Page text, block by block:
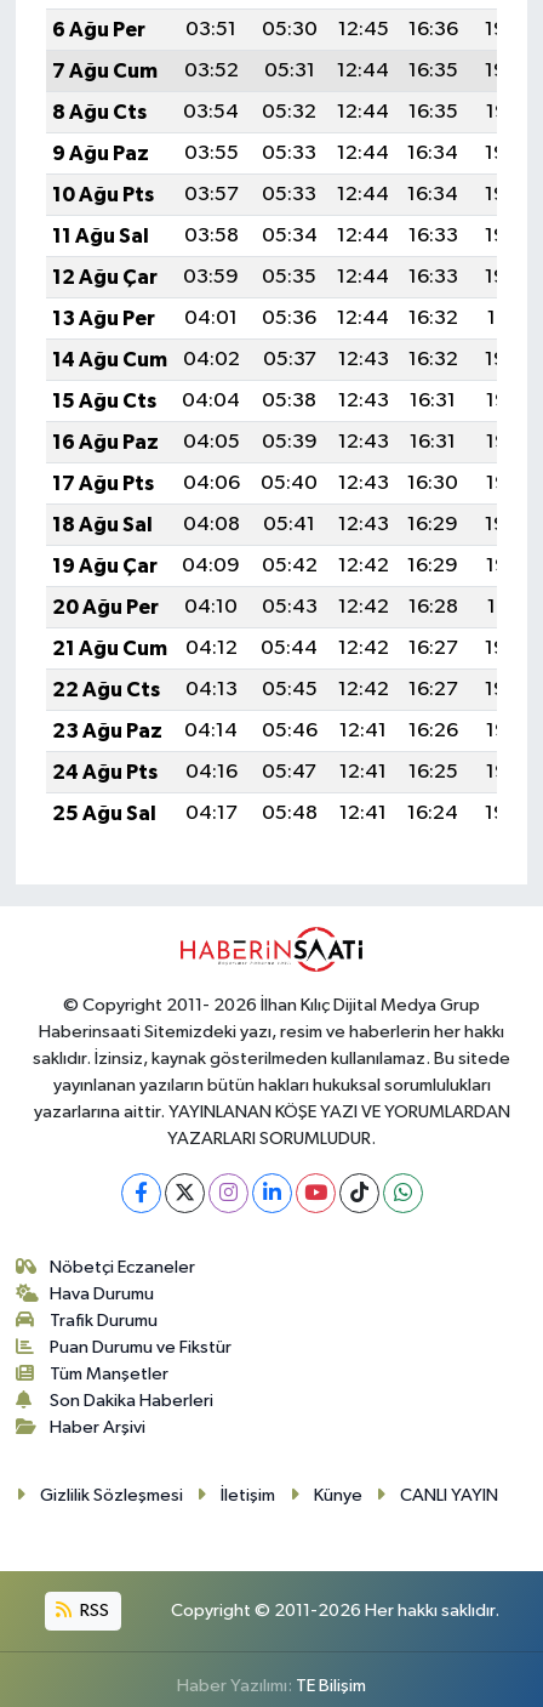
6 Ağu Per
03:51 05:30 12:45 16:36
19:50
7 Ağu Cum
03:52 05:31 12:44 16:35
19:48
8 Ağu Cts
03:54 05:32 12:44 16:35
19:47
9 Ağu Paz
03:55 05:33 12:44 16:34
19:46
10 Ağu Pts
03:57 05:33 12:44 16:34
19:45
11 Ağu Sal
03:58 05:34 12:44 16:33
19:43
12 Ağu Çar
03:59 05:35 12:44 16:33
19:42
13 Ağu Per
04:01 05:36 12:44 16:32
19:41
14 Ağu Cum
04:02 05:37 12:43 16:32
19:40
15 Ağu Cts
04:04 05:38 12:43 16:31
19:38
16 Ağu Paz
04:05 05:39 12:43 16:31
19:37
17 Ağu Pts
04:06 05:40 12:43 16:30
19:36
18 Ağu Sal
04:08 05:41 12:43 16:29
19:34
19 Ağu Çar
04:09 05:42 12:42 16:29
19:33
20 Ağu Per
04:10 05:43 12:42 16:28
19:31
21 Ağu Cum
04:12 05:44 12:42 16:27
19:30
22 Ağu Cts
04:13 05:45 12:42 16:27
19:29
23 Ağu Paz
04:14 05:46 12:41 16:26
19:27
24 Ağu Pts
04:16 05:47 12:41 16:25
19:26
25 Ağu Sal
04:17 05:48 12:41 16:24 19:24
© Copyright 2011- 2026 İlhan Kılıç Dijital Medya Grup
Haberinsaati Sitemizdeki yazı, resim ve haberlerin her hakkı
saklıdır. İzinsiz, kaynak gösterilmeden kullanılamaz. Bu sitede
yayınlanan yazıların bütün hakları hukuksal sorumlulukları
yazarlarına aittir. YAYINLANAN KÖŞE YAZI VE YORUMLARDAN
YAZARLARI SORUMLUDUR.
Nöbetçi Eczaneler
Hava Durumu
Trafik Durumu
Puan Durumu ve Fikstür
Tüm Manşetler
Son Dakika Haberleri
Haber Arşivi
Gizlilik Sözleşmesi İletişim Künye CANLI YAYIN
RSS Copyright © 2011-2026 Her hakkı saklıdır.
Haber Yazılımı: TE Bilişim